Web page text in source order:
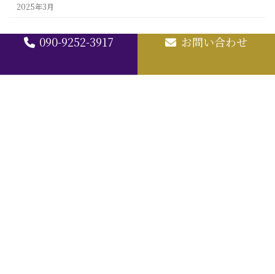
090-9252-3917 お問い合わせ
2025年3月